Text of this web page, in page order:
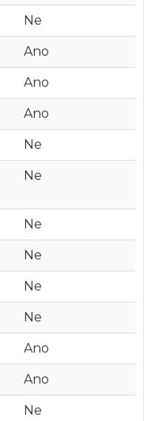
Ne
Ano
Ano
Ano
Ne
Ne
Ne
Ne
Ne
Ne
Ano
Ano
Ne